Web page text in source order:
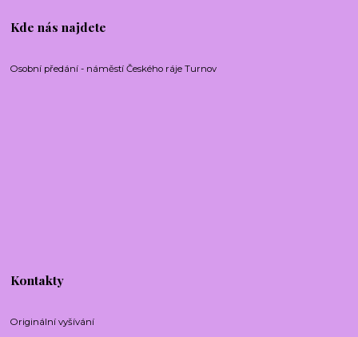
Kde nás najdete
Osobní předání - náměstí Českého ráje Turnov
Kontakty
Originální vyšívání